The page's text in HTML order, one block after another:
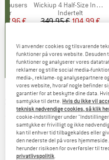
Trousers
pris
€
)
Artikel
Wickiup 4 Half-Size Innertent
Produktgruppe
Indertelt
Pris
349,95 €Nedsat pris
104,99 €
0,0(0)
SPATZ - Wigwam 4
(0)
Vi anvender cookies og tilsvarende
funktioner på vores website.
funktioner og analyserer vores
reklamer og stille social media-
media-, reklame- og analysepartnere
vores website, hvoraf nogle befinder
garantier for at beskytte dine data.
samtykke til dette. Hvis du ikke vil
teknisk nødvendige cookies, så klik
cookie-indstillinger under
samtykke er frivilligt og ikke
kan til enhver tid tilbagekaldes eller
den nederste del på vores
herunder risikoen for overførsler til
privatlivspolitik